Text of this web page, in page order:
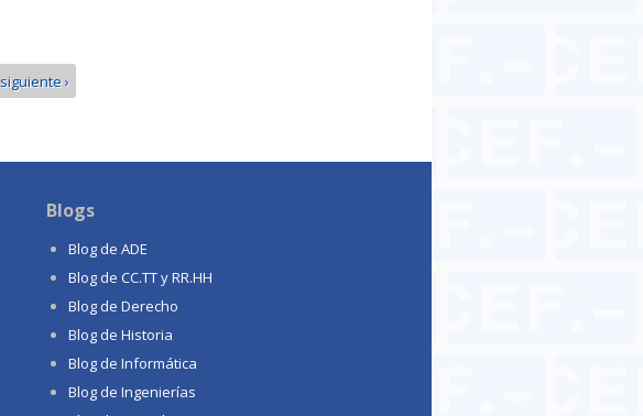
siguiente ›
Blogs
Blog de ADE
Blog de CC.TT y RR.HH
Blog de Derecho
Blog de Historia
Blog de Informática
Blog de Ingenierías